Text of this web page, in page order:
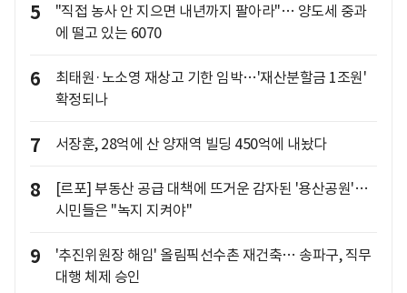
5
"직접 농사 안 지으면 내년까지 팔아라"… 양도세 중과
에 떨고 있는 6070
6
최태원·노소영 재상고 기한 임박…'재산분할금 1조원'
확정되나
7 서장훈, 28억에 산 양재역 빌딩 450억에 내놨다
8
[르포] 부동산 공급 대책에 뜨거운 감자된 '용산공원'…
시민들은 "녹지 지켜야"
9
'추진위원장 해임' 올림픽선수촌 재건축… 송파구, 직무
대행 체제 승인